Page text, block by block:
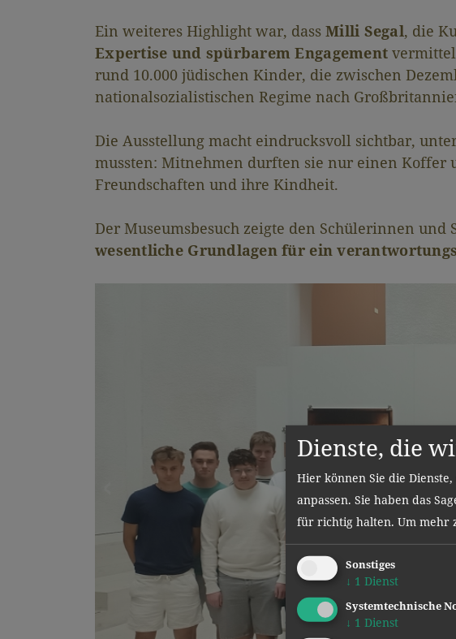
Ein weiteres Highlight war, dass Milli Segal, die
Expertise und spürbarem Engagement
rund 10.000 jüdischen Kinder, die zwischen
nationalsozialistischen Regime nach
Die Ausstellung macht eindrucksvoll sichtbar,
mussten: Mitnehmen durften sie nur einen Koffer
Freundschaften und ihre Kindheit.
Der Museumsbesuch zeigte den Schülerinnen
wesentliche Grundlagen für ein
Dienste, die
Hier können Sie die
anpassen. Sie haben das
für richtig halten. Um mehr
Sonstiges
↓ 1 Dienst
Systemtechnische
↓ 1 Dienst